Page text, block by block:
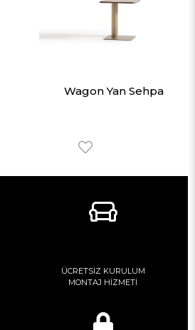
Wagon Yan Sehpa
ÜCRETSİZ KURULUM
MONTAJ HİZMETİ